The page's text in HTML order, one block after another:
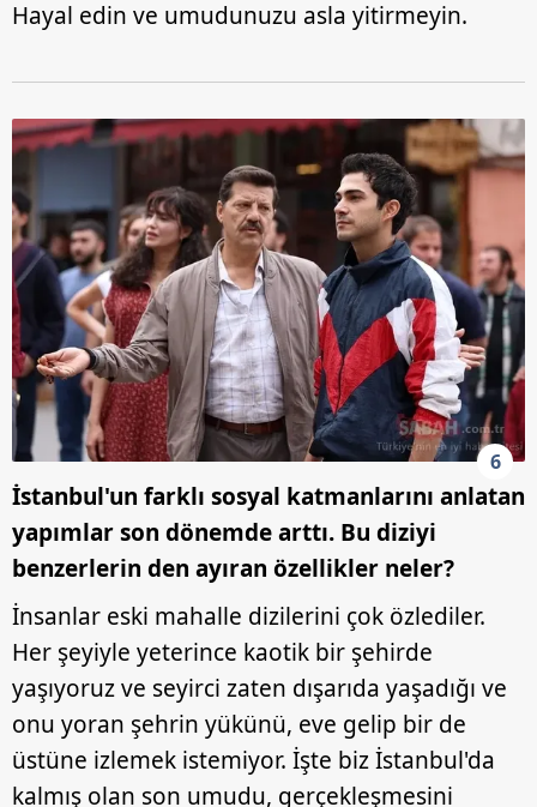
Hayal edin ve umudunuzu asla yitirmeyin.
6
İstanbul'un farklı sosyal katmanlarını anlatan
yapımlar son dönemde arttı. Bu diziyi
benzerlerin den ayıran özellikler neler?
İnsanlar eski mahalle dizilerini çok özlediler.
Her şeyiyle yeterince kaotik bir şehirde
yaşıyoruz ve seyirci zaten dışarıda yaşadığı ve
onu yoran şehrin yükünü, eve gelip bir de
üstüne izlemek istemiyor. İşte biz İstanbul'da
kalmış olan son umudu, gerçekleşmesini